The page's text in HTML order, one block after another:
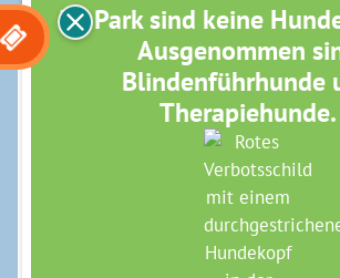
Im Park sind keine
Ausgenommen
Blindenführhunde
Therapiehunde.
PARKSPAZIERGANG –
PFLANZENVIELFALT IM
MAXIPARK
Gehen Sie mit der
Petra Rieke-Schrewe auf
zu jeder Jahreszeit vielfältig
Blumenbeete, den Rosenhang und die
ausgedehnten Stauden- und